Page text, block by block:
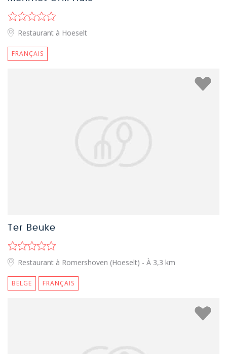
Restaurant à Hoeselt
FRANÇAIS
Ter Beuke
Restaurant à Romershoven (Hoeselt) - À 3,3 km
BELGE FRANÇAIS